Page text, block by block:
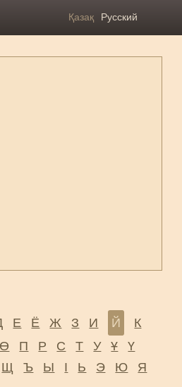
Қазақ Русский
Е Ё Ж З И Й
К
Ө П Р С Т У Ұ
Ү
Щ Ъ Ы І Ь Э Ю Я